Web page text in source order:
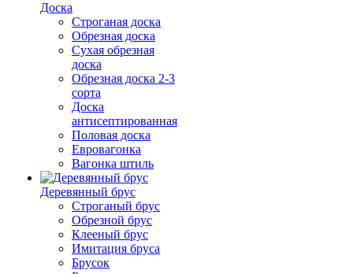
Доска
Строганая доска
Обрезная доска
Сухая обрезная
доска
Обрезная доска 2-3
сорта
Доска
антисептированная
Половая доска
Евровагонка
Вагонка штиль
Деревянный брус
Строганый брус
Обрезной брус
Клееный брус
Имитация бруса
Брусок